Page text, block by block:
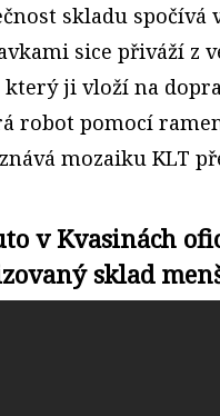
skladu spočívá
sice přiváží z
který ji vloží na
robot pomocí
mozaiku KLT
v Kvasinách
sklad